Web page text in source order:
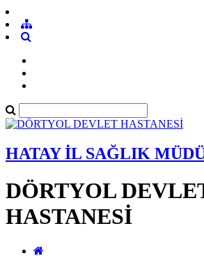
HATAY İL SAĞLIK
DÖRTYOL
HASTANESİ